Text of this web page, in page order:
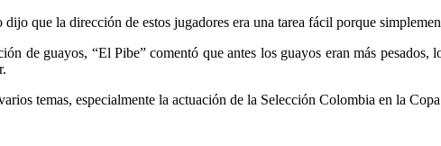
que la dirección de estos jugadores era una tarea fácil porque
de guayos, “El Pibe” comentó que antes los guayos eran más
temas, especialmente la actuación de la Selección Colombia en la